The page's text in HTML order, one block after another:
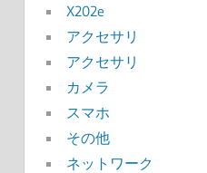
X202e
アクセサリ
アクセサリ
カメラ
スマホ
その他
ネットワーク